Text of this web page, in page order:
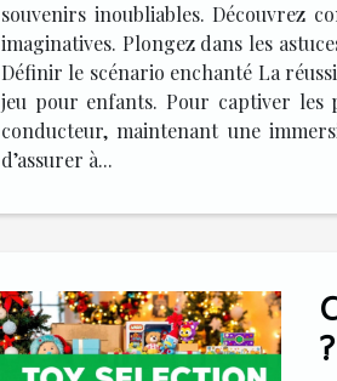
souvenirs inoubliables. Découvrez
imaginatives. Plongez dans les
Définir le scénario enchanté La
jeu pour enfants. Pour captiver les
conducteur, maintenant une
d’assurer à...
?